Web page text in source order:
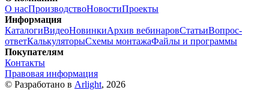
О насПроизводствоНовостиПроекты
Информация
КаталогиВидеоНовинкиАрхив вебинаровСтатьиВопрос-
ответКалькуляторыСхемы монтажаФайлы и программы
Покупателям
Контакты
Правовая информация
© Разработано в Arlight, 2026